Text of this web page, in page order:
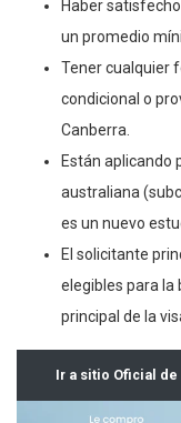
Haber
un promedio
Tener cualquier
condicional o
Canberra.
Están aplicando
australiana
es un nuevo
El solicitante
elegibles para la
principal de la
Ir a sitio Oficial de